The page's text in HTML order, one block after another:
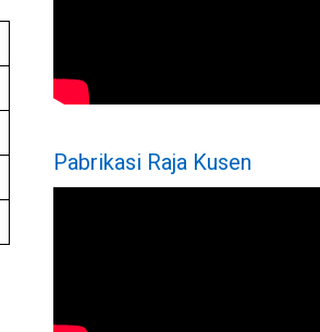
Pabrikasi Raja Kusen